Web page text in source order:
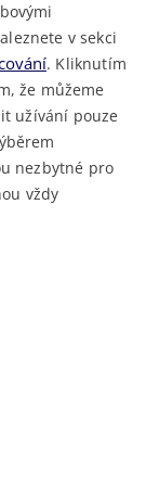
v sekci
. Kliknutím
že můžeme
užívání pouze
nezbytné pro
vždy